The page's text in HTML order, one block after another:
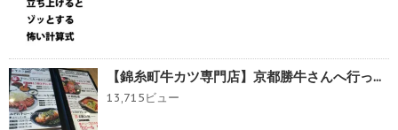
【錦糸町牛カツ専門店】京都勝牛さんへ行っ...
13,715ビュー